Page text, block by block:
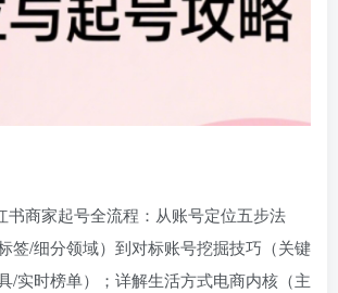
书商家起号全流程：从账号定位五步法
签/细分领域）到对标账号挖掘技巧（关键
/实时榜单）；详解生活方式电商内核（主